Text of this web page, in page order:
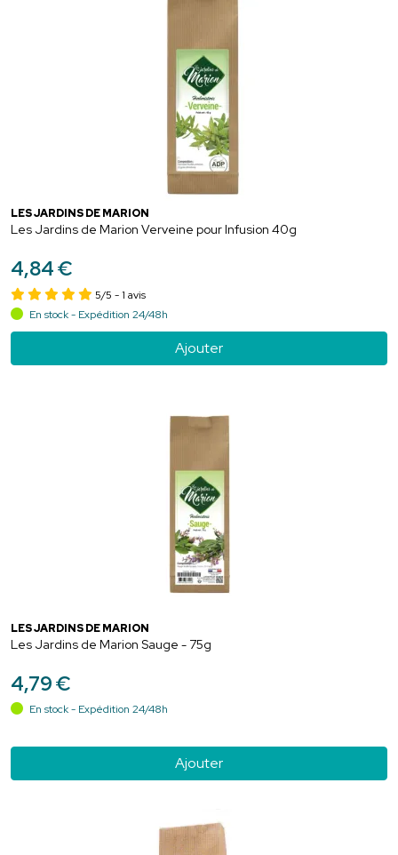
LES JARDINS DE MARION
Les Jardins de Marion Verveine pour Infusion 40g
4,84€
5/5 - 1 avis
En stock - Expédition 24/48h
Ajouter
LES JARDINS DE MARION
Les Jardins de Marion Sauge - 75g
4,79€
En stock - Expédition 24/48h
Ajouter